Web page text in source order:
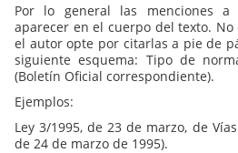
Por lo general las menciones a
aparecer en el cuerpo del texto.
el autor opte por citarlas a pie de
siguiente esquema: Tipo de
(Boletín Oficial correspondiente).
Ejemplos:
Ley 3/1995, de 23 de marzo, de
de 24 de marzo de 1995).